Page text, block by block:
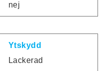
nej
Ytskydd
Lackerad